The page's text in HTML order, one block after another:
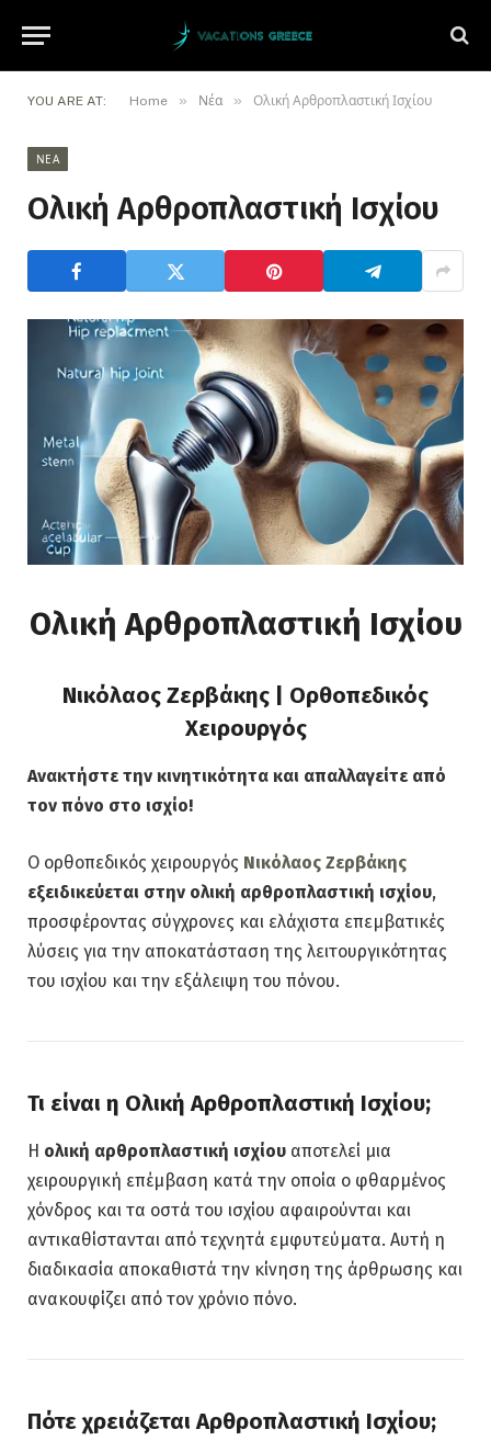
YOU ARE AT: Home » Νέα » Ολική Αρθροπλαστική Ισχίου
ΝΈΑ
Ολική Αρθροπλαστική Ισχίου
Ολική Αρθροπλαστική Ισχίου
Νικόλαος Ζερβάκης | Ορθοπεδικός
Χειρουργός
Ανακτήστε την κινητικότητα και απαλλαγείτε από
τον πόνο στο ισχίο!
Ο ορθοπεδικός χειρουργός Νικόλαος Ζερβάκης
εξειδικεύεται στην ολική αρθροπλαστική ισχίου,
προσφέροντας σύγχρονες και ελάχιστα επεμβατικές
λύσεις για την αποκατάσταση της λειτουργικότητας
του ισχίου και την εξάλειψη του πόνου.
Τι είναι η Ολική Αρθροπλαστική Ισχίου;
Η ολική αρθροπλαστική ισχίου αποτελεί μια
χειρουργική επέμβαση κατά την οποία ο φθαρμένος
χόνδρος και τα οστά του ισχίου αφαιρούνται και
αντικαθίστανται από τεχνητά εμφυτεύματα. Αυτή η
διαδικασία αποκαθιστά την κίνηση της άρθρωσης και
ανακουφίζει από τον χρόνιο πόνο.
Πότε χρειάζεται Αρθροπλαστική Ισχίου;